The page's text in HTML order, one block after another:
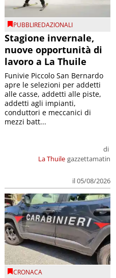
PUBBLIREDAZIONALI
Stagione invernale,
nuove opportunità di
lavoro a La Thuile
La Thuile
di
gazzettamatin
il 05/08/2026
Funivie Piccolo San Bernardo
apre le selezioni per addetti
alle casse, addetti alle piste,
addetti agli impianti,
conduttori e meccanici di
mezzi batt...
CRONACA